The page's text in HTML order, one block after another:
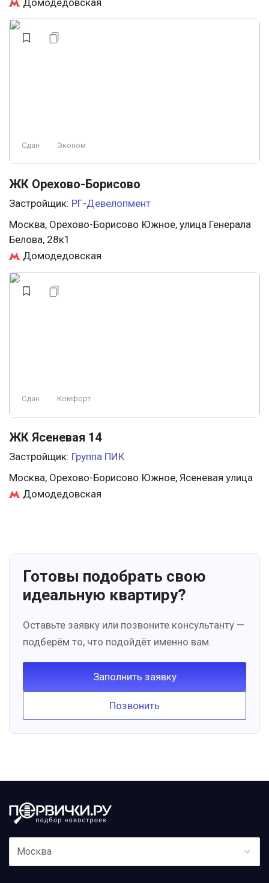
Домодедовская
Сдан Эконом
ЖК Орехово-Борисово
Застройщик: РГ-Девелопмент
Москва, Орехово-Борисово Южное, улица Генерала
Белова, 28к1
Домодедовская
Сдан Комфорт
ЖК Ясеневая 14
Застройщик: Группа ПИК
Москва, Орехово-Борисово Южное, Ясеневая улица
Домодедовская
Готовы подобрать свою
идеальную квартиру?
Оставьте заявку или позвоните консультанту —
подберём то, что подойдёт именно вам.
Заполнить заявку
Позвонить
Москва